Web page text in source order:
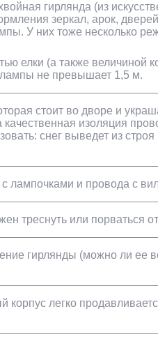
гирлянда (из
зеркал, арок,
У них тоже несколько
елки (а также величиной
лампы не превышает 1,5 м.
стоит во дворе и
качественная изоляция
снег выведет из строя
лампочками и провода с
треснуть или порваться
гирлянды (можно ли ее
легко